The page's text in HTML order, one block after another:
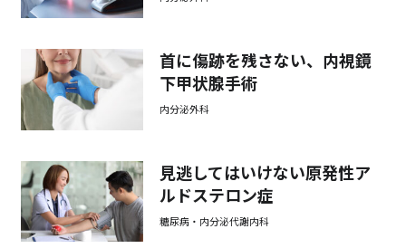
首に傷跡を残さない、内視鏡
下甲状腺手術
内分泌外科
見逃してはいけない原発性ア
ルドステロン症
糖尿病・内分泌代謝内科